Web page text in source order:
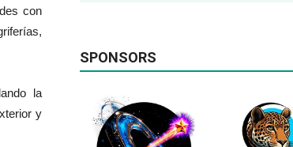
con
la
y
SPONSORS